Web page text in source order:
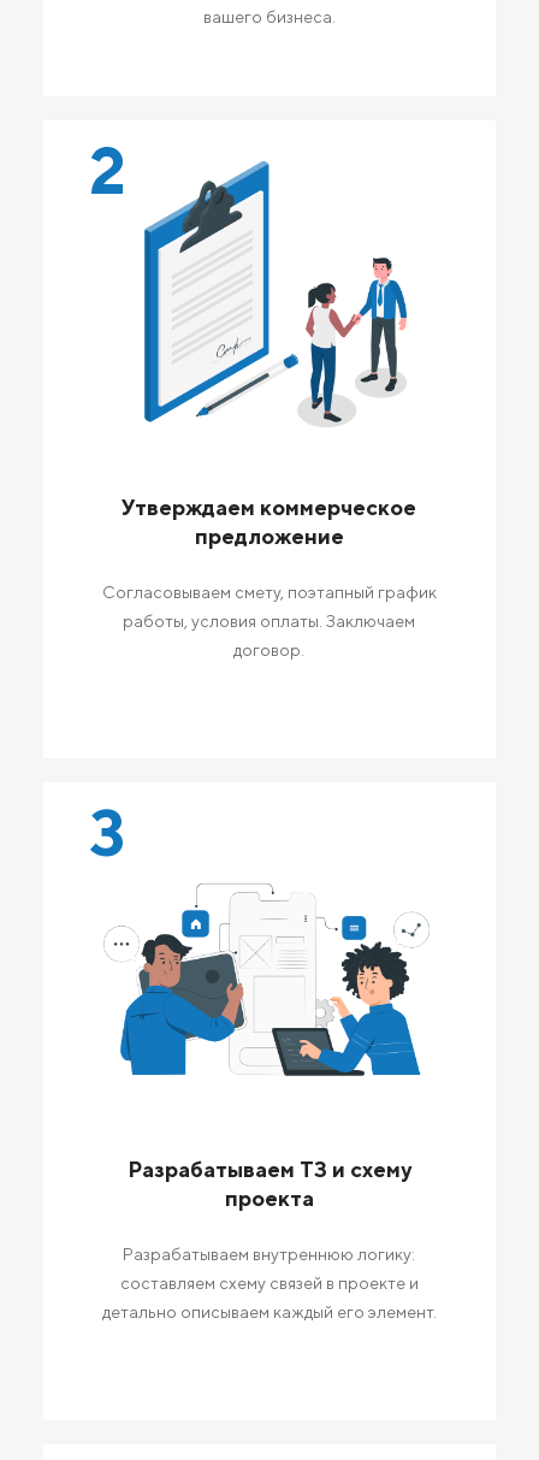
вашего бизнеса.
2
Утверждаем коммерческое
предложение
Согласовываем смету, поэтапный график
работы, условия оплаты. Заключаем
договор.
3
Разрабатываем ТЗ и схему
проекта
Разрабатываем внутреннюю логику:
составляем схему связей в проекте и
детально описываем каждый его элемент.